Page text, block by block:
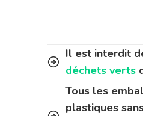
Il est interdit
déchets verts
Tous les
plastiques